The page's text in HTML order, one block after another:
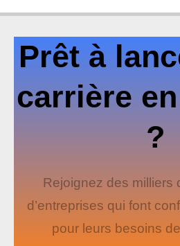
Prêt à
carrière
?
Rejoignez des milliers
d’entreprises qui font
pour leurs besoins